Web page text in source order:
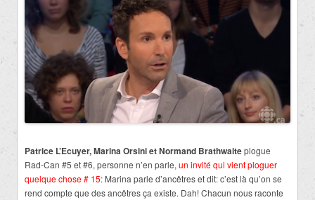
Patrice L’Ecuyer, Marina Orsini et Normand Brathwaiteplogue
Rad-Can #5 et #6, personne n’en parle,un invité qui vient ploguer
quelque chose # 15: Marina parle d’ancêtres et dit: c’est là qu’on se
rend compte que des ancêtres ça existe. Dah! Chacun nous raconte